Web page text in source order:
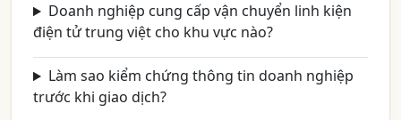
Doanh nghiệp cung cấp vận chuyển linh kiện
điện tử trung việt cho khu vực nào?
Làm sao kiểm chứng thông tin doanh nghiệp
trước khi giao dịch?